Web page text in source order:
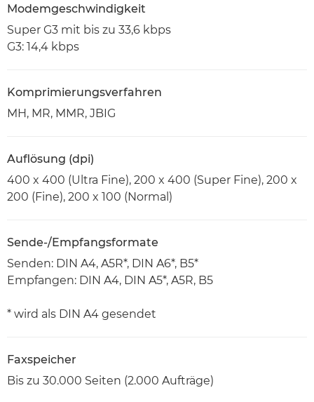
Modemgeschwindigkeit
Super G3 mit bis zu 33,6 kbps
G3: 14,4 kbps
Komprimierungsverfahren
MH, MR, MMR, JBIG
Auflösung (dpi)
400 x 400 (Ultra Fine), 200 x 400 (Super Fine), 200 x
200 (Fine), 200 x 100 (Normal)
Sende-/Empfangsformate
Senden: DIN A4, A5R*, DIN A6*, B5*
Empfangen: DIN A4, DIN A5*, A5R, B5
* wird als DIN A4 gesendet
Faxspeicher
Bis zu 30.000 Seiten (2.000 Aufträge)